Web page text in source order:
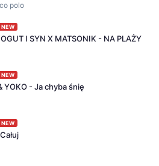
polo
NEW
I SYN X MATSONIK - NA PLAŻY
NEW
YOKO - Ja chyba śnię
NEW